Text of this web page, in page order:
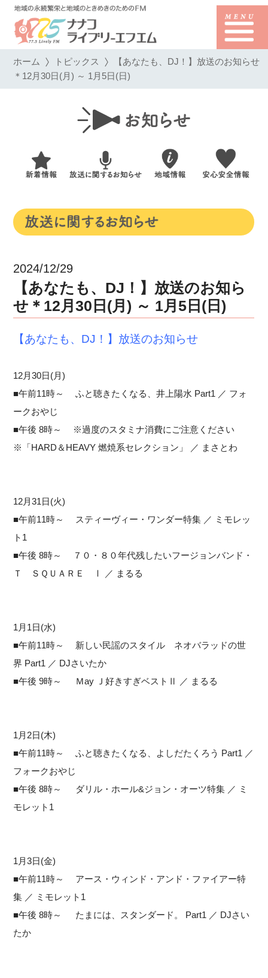
ホーム トピックス 【あなたも、DJ！】放送のお知らせ
＊12月30日(月) ～ 1月5日(日)
2024/12/29
【あなたも、DJ！】放送のお知ら
せ＊12月30日(月) ～ 1月5日(日)
【あなたも、DJ！】放送のお知らせ
12月30日(月)
■午前11時～ ふと聴きたくなる、井上陽水 Part1 ／ フォ
ークおやじ
■午後 8時～ ※過度のスタミナ消費にご注意ください
※「HARD＆HEAVY 燃焼系セレクション」 ／ まさとわ
12月31日(火)
■午前11時～ スティーヴィー・ワンダー特集 ／ ミモレッ
ト1
■午後 8時～ ７０・８０年代残したいフージョンバンド・
Ｔ ＳＱＵＡＲＥ Ⅰ ／ まるる
1月1日(水)
■午前11時～ 新しい民謡のスタイル ネオバラッドの世
界 Part1 ／ DJさいたか
■午後 9時～ Ｍay Ｊ好きすぎベストⅡ ／ まるる
1月2日(木)
■午前11時～ ふと聴きたくなる、よしだたくろう Part1 ／
フォークおやじ
■午後 8時～ ダリル・ホール&ジョン・オーツ特集 ／ ミ
モレット1
1月3日(金)
■午前11時～ アース・ウィンド・アンド・ファイアー特
集 ／ ミモレット1
■午後 8時～ たまには、スタンダード。 Part1 ／ DJさい
たか